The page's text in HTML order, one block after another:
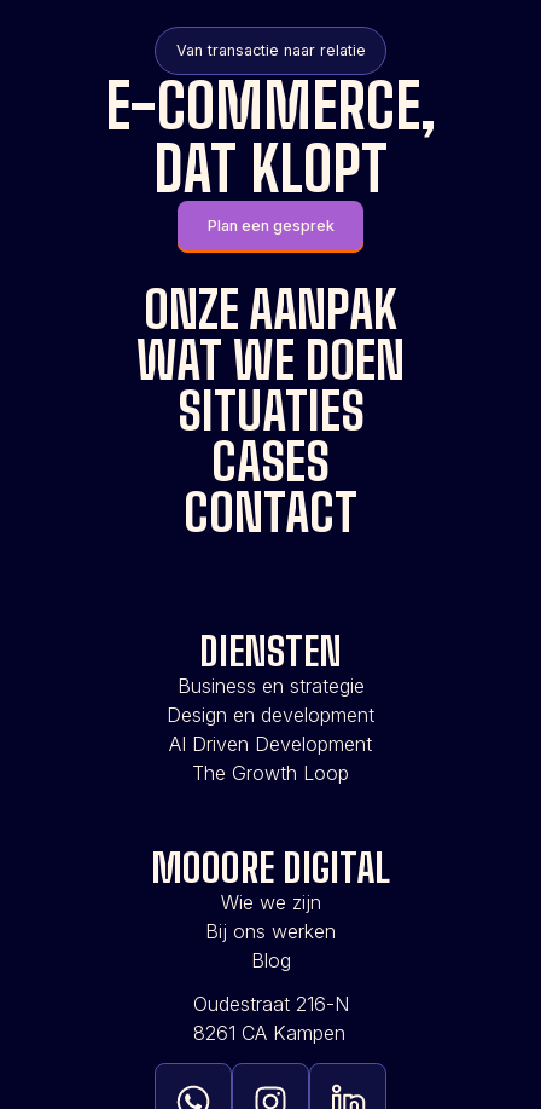
Van transactie naar relatie
E-COMMERCE,
DAT KLOPT
Plan een gesprek
ONZE AANPAK
WAT WE DOEN
SITUATIES
CASES
CONTACT
DIENSTEN
Business en strategie
Design en development
AI Driven Development
The Growth Loop
MOOORE DIGITAL
Wie we zijn
Bij ons werken
Blog
Oudestraat 216-N
8261 CA Kampen